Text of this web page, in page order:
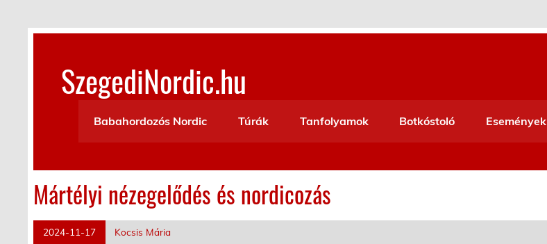
content
SzegediNordic.hu
Babahordozós Nordic
Túrák Tanfolyamok Botkóstoló Események
Mártélyi nézegelődés és nordicozás
2024-11-17 Kocsis Mária